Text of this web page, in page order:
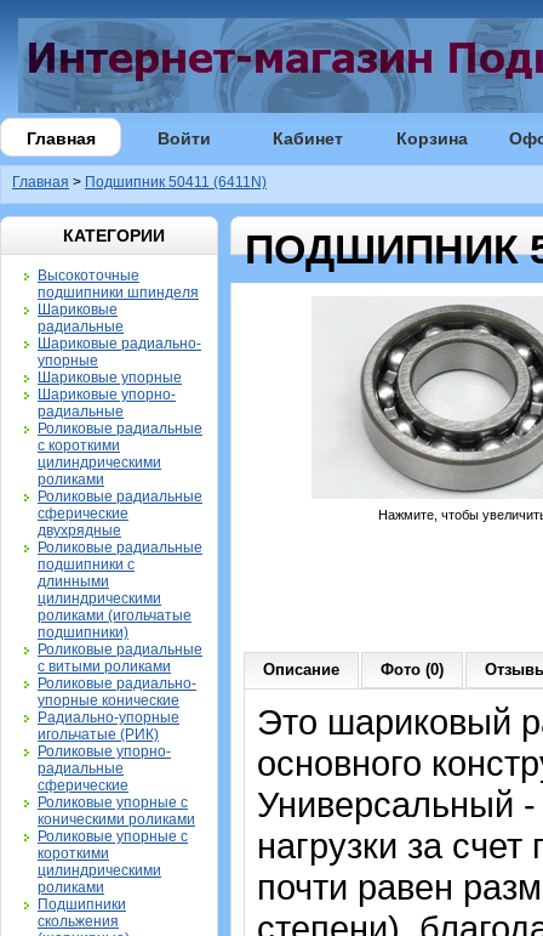
Главная Войти Кабинет Корзина
Главная > Подшипник 50411 (6411N)
КАТЕГОРИИ
Высокоточные
подшипники шпинделя
Шариковые
радиальные
Шариковые радиально-
упорные
Шариковые упорные
Шариковые упорно-
радиальные
Роликовые радиальные
с короткими
цилиндрическими
роликами
Роликовые радиальные
сферические
двухрядные
Роликовые радиальные
подшипники с
длинными
цилиндрическими
роликами (игольчатые
подшипники)
Роликовые радиальные
с витыми роликами
Роликовые радиально-
упорные конические
Радиально-упорные
игольчатые (РИК)
Роликовые упорно-
радиальные
сферические
Роликовые упорные с
коническими роликами
Роликовые упорные с
короткими
цилиндрическими
роликами
Подшипники
скольжения
ПОДШИПНИК
Нажмите, чтобы
Описание Фото (0)
Это шариковый
основного
Универсальный
нагрузки за
почти равен